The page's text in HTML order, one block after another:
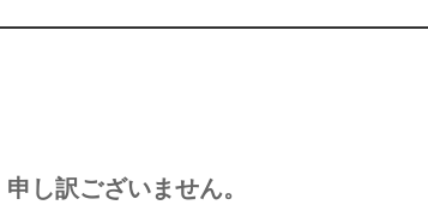
申し訳ございません。